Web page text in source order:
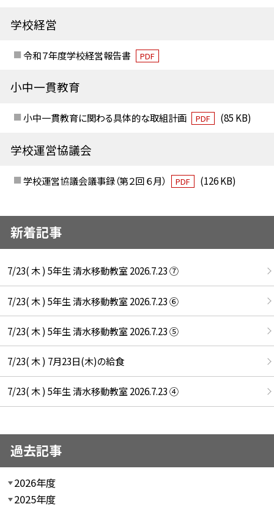
学校経営
令和７年度学校経営報告書 PDF
小中一貫教育
小中一貫教育に関わる具体的な取組計画 PDF (85 KB)
学校運営協議会
学校運営協議会議事録（第２回 ６月） PDF (126 KB)
新着記事
7/23( 木 ) 5年生 清水移動教室 2026.7.23 ⑦
7/23( 木 ) 5年生 清水移動教室 2026.7.23 ⑥
7/23( 木 ) 5年生 清水移動教室 2026.7.23 ⑤
7/23( 木 ) 7月23日(木)の給食
7/23( 木 ) 5年生 清水移動教室 2026.7.23 ④
過去記事
2026年度
2025年度